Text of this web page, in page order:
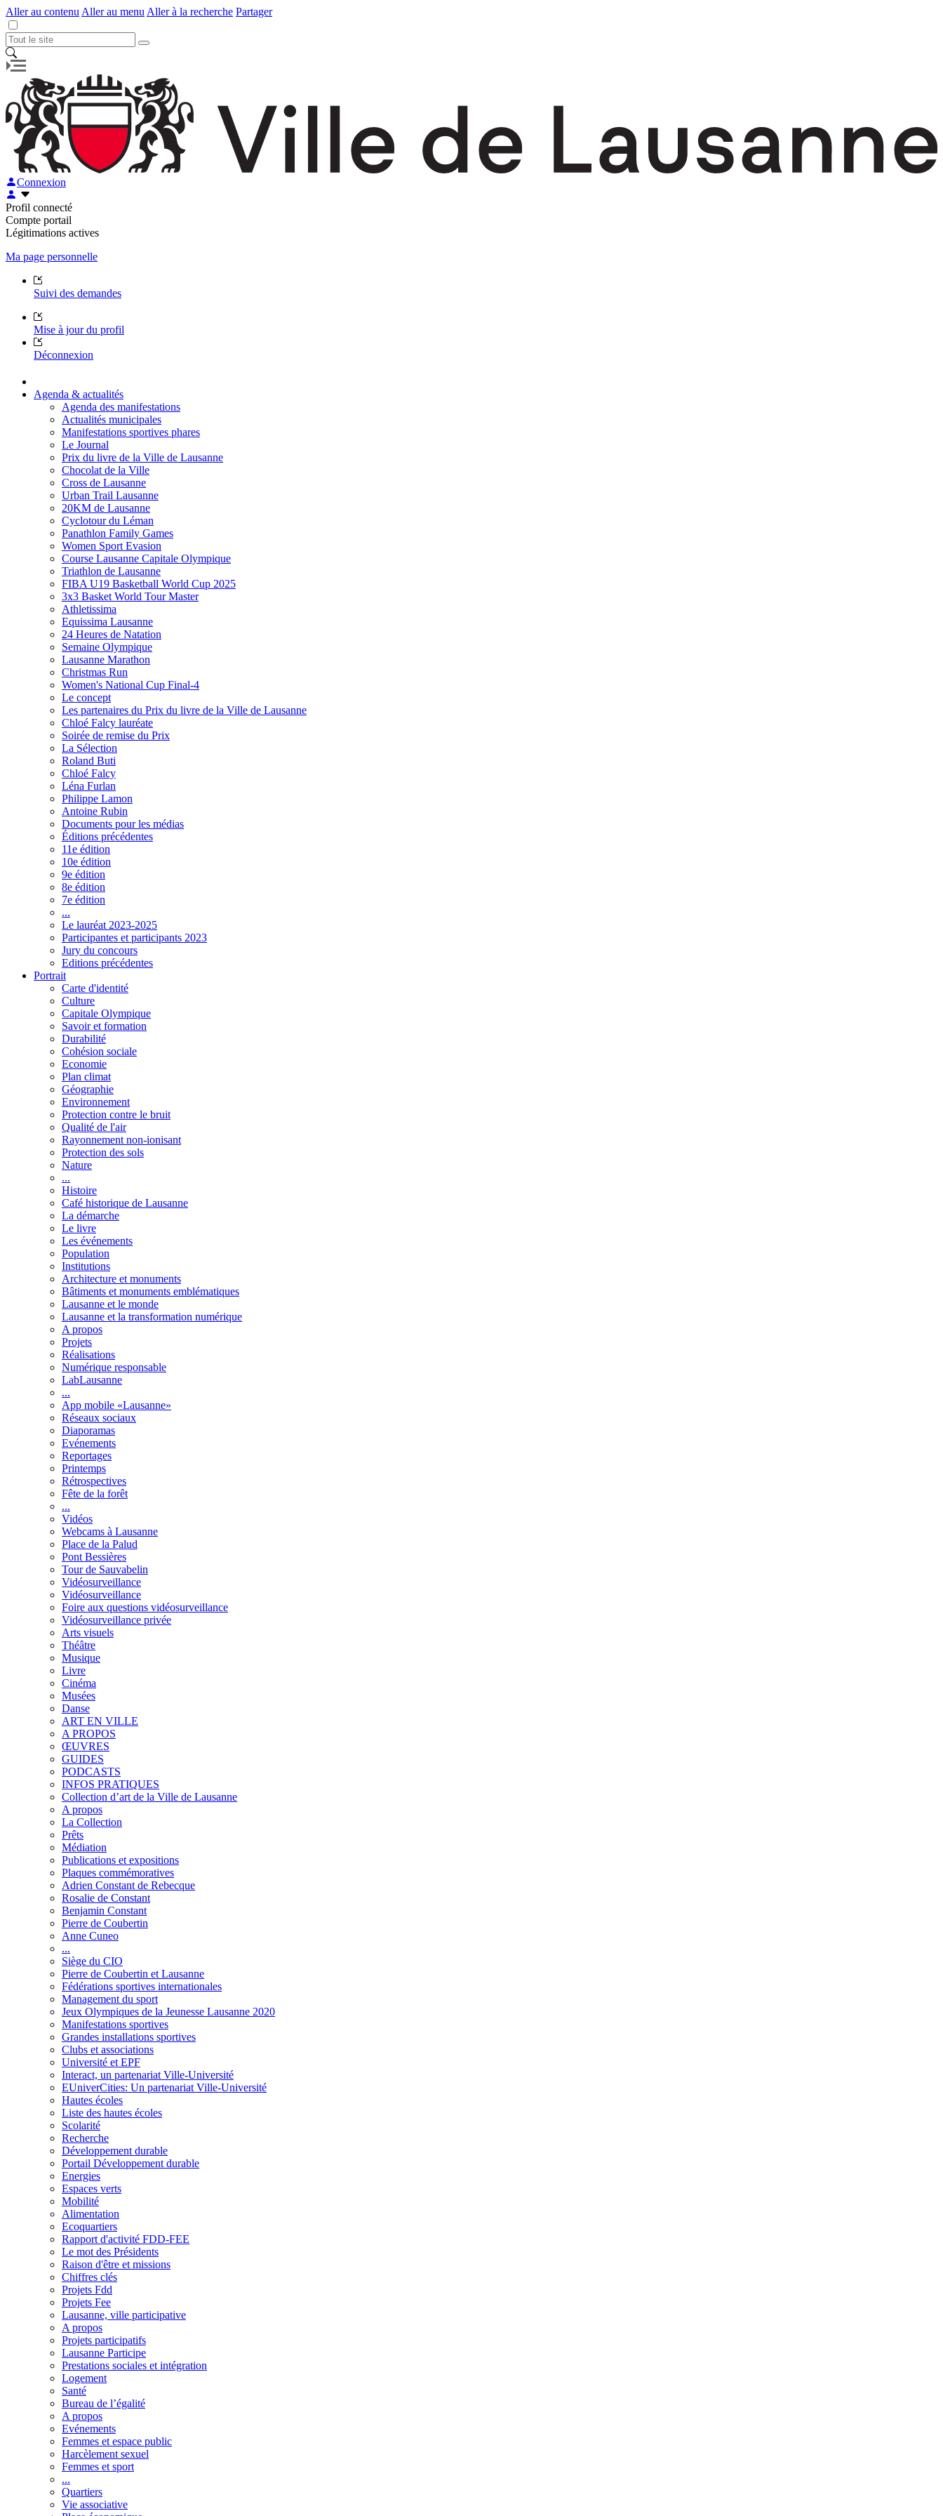
Aller au contenu Aller au menu Aller à la recherche Partager
Connexion
Profil connecté
Compte portail
Légitimations actives
Ma page personnelle
Suivi des demandes
Mise à jour du profil
Déconnexion
Agenda & actualités
Agenda des manifestations
Actualités municipales
Manifestations sportives phares
Le Journal
Prix du livre de la Ville de Lausanne
Chocolat de la Ville
Cross de Lausanne
Urban Trail Lausanne
20KM de Lausanne
Cyclotour du Léman
Panathlon Family Games
Women Sport Evasion
Course Lausanne Capitale Olympique
Triathlon de Lausanne
FIBA U19 Basketball World Cup 2025
3x3 Basket World Tour Master
Athletissima
Equissima Lausanne
24 Heures de Natation
Semaine Olympique
Lausanne Marathon
Christmas Run
Women's National Cup Final-4
Le concept
Les partenaires du Prix du livre de la Ville de Lausanne
Chloé Falcy lauréate
Soirée de remise du Prix
La Sélection
Roland Buti
Chloé Falcy
Léna Furlan
Philippe Lamon
Antoine Rubin
Documents pour les médias
Éditions précédentes
11e édition
10e édition
9e édition
8e édition
7e édition
...
Le lauréat 2023-2025
Participantes et participants 2023
Jury du concours
Editions précédentes
Portrait
Carte d'identité
Culture
Capitale Olympique
Savoir et formation
Durabilité
Cohésion sociale
Economie
Plan climat
Géographie
Environnement
Protection contre le bruit
Qualité de l'air
Rayonnement non-ionisant
Protection des sols
Nature
...
Histoire
Café historique de Lausanne
La démarche
Le livre
Les événements
Population
Institutions
Architecture et monuments
Bâtiments et monuments emblématiques
Lausanne et le monde
Lausanne et la transformation numérique
A propos
Projets
Réalisations
Numérique responsable
LabLausanne
...
App mobile «Lausanne»
Réseaux sociaux
Diaporamas
Evénements
Reportages
Printemps
Rétrospectives
Fête de la forêt
...
Vidéos
Webcams à Lausanne
Place de la Palud
Pont Bessières
Tour de Sauvabelin
Vidéosurveillance
Vidéosurveillance
Foire aux questions vidéosurveillance
Vidéosurveillance privée
Arts visuels
Théâtre
Musique
Livre
Cinéma
Musées
Danse
ART EN VILLE
A PROPOS
ŒUVRES
GUIDES
PODCASTS
INFOS PRATIQUES
Collection d’art de la Ville de Lausanne
A propos
La Collection
Prêts
Médiation
Publications et expositions
Plaques commémoratives
Adrien Constant de Rebecque
Rosalie de Constant
Benjamin Constant
Pierre de Coubertin
Anne Cuneo
...
Siège du CIO
Pierre de Coubertin et Lausanne
Fédérations sportives internationales
Management du sport
Jeux Olympiques de la Jeunesse Lausanne 2020
Manifestations sportives
Grandes installations sportives
Clubs et associations
Université et EPF
Interact, un partenariat Ville-Université
EUniverCities: Un partenariat Ville-Université
Hautes écoles
Liste des hautes écoles
Scolarité
Recherche
Développement durable
Portail Développement durable
Energies
Espaces verts
Mobilité
Alimentation
Ecoquartiers
Rapport d'activité FDD-FEE
Le mot des Présidents
Raison d'être et missions
Chiffres clés
Projets Fdd
Projets Fee
Lausanne, ville participative
A propos
Projets participatifs
Lausanne Participe
Prestations sociales et intégration
Logement
Santé
Bureau de l’égalité
A propos
Evénements
Femmes et espace public
Harcèlement sexuel
Femmes et sport
...
Quartiers
Vie associative